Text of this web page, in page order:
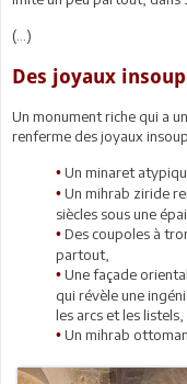
(…)
Des joyaux
Un monument riche qui a
renferme des joyaux
• Un minaret
• Un mihrab ziride
siècles sous une
• Des coupoles à
partout,
• Une façade
qui révèle une
les arcs et les listels,
• Un mihrab